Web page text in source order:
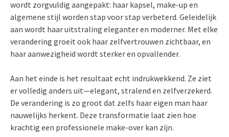
wordt zorgvuldig aangepakt: haar kapsel, make-up en
algemene stijl worden stap voor stap verbeterd. Geleidelijk
aan wordt haar uitstraling eleganter en moderner. Met elke
verandering groeit ook haar zelfvertrouwen zichtbaar, en
haar aanwezigheid wordt sterker en opvallender.
Aan het einde is het resultaat echt indrukwekkend. Ze ziet
er volledig anders uit—elegant, stralend en zelfverzekerd.
De verandering is zo groot dat zelfs haar eigen man haar
nauwelijks herkent. Deze transformatie laat zien hoe
krachtig een professionele make-over kan zijn.